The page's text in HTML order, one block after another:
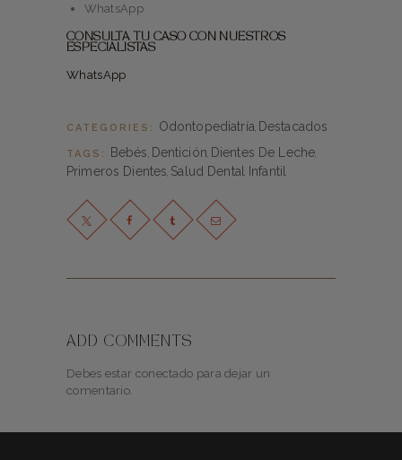
WhatsApp
CONSULTA TU CASO CON NUESTROS
ESPECIALISTAS
WhatsApp
CATEGORIES: Odontopediatría Destacados
TAGS: Bebés , Dentición, Dientes De Leche,
Primeros Dientes, Salud Dental Infantil
ADD COMMENTS
Debes estar conectado para dejar un
comentario.